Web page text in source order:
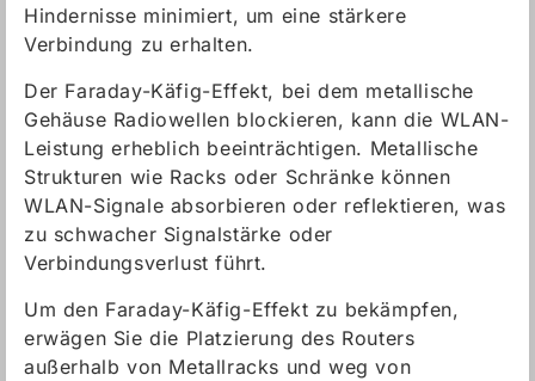
Hindernisse minimiert, um eine stärkere
Verbindung zu erhalten.
Der Faraday-Käfig-Effekt, bei dem metallische
Gehäuse Radiowellen blockieren, kann die WLAN-
Leistung erheblich beeinträchtigen. Metallische
Strukturen wie Racks oder Schränke können
WLAN-Signale absorbieren oder reflektieren, was
zu schwacher Signalstärke oder
Verbindungsverlust führt.
Um den Faraday-Käfig-Effekt zu bekämpfen,
erwägen Sie die Platzierung des Routers
außerhalb von Metallracks und weg von